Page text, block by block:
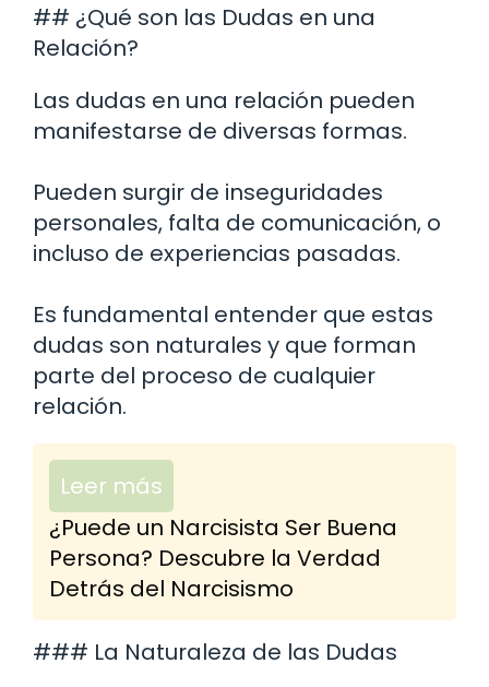
## ¿Qué son las Dudas en una
Relación?
Las dudas en una relación pueden
manifestarse de diversas formas.
Pueden surgir de inseguridades
personales, falta de comunicación, o
incluso de experiencias pasadas.
Es fundamental entender que estas
dudas son naturales y que forman
parte del proceso de cualquier
relación.
Leer más
¿Puede un Narcisista Ser Buena
Persona? Descubre la Verdad
Detrás del Narcisismo
### La Naturaleza de las Dudas